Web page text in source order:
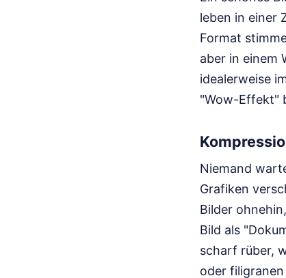
leben in einer
Format
aber in einem
idealerweise
"Wow-Effekt"
Niemand
Grafiken
Bilder
Bild als
scharf rüber,
oder